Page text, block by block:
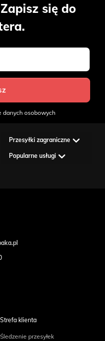
się do
danych osobowych
Przesyłki zagraniczne
Popularne usługi
Strefa klienta
Śledzenie przesyłek